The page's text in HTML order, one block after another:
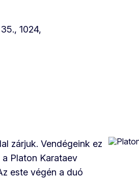
1024,
zárjuk. Vendégeink ez
Platon Karataev
este végén a duó